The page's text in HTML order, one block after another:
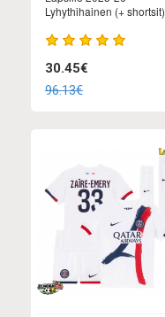
Lyhythihainen (+ shortsit)
30.45€
96.13€